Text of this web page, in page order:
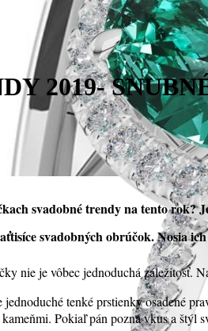
2019-
svadobné trendy na tento rok?
svadobných obrúčok. Nosia
nie je vôbec jednoduchá záležitosť.
jednoduché tenké prstienky osadené
Pokiaľ pán pozná vkus a štýl